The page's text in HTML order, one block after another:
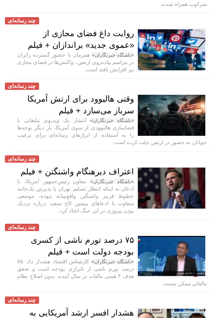
سرکوب همراه شدند.
چند رسانه‌ای
روایت داغ فضای مجازی از
«عموی جدید» براندازان + فیلم
«باشگاه خبرنگاران» همزمان با حضور گسترده زائران
در مراسم پیاده‌روی اربعین، واکنش‌ها در فضای مجازی
نیز افزایش یافته است.
چند رسانه‌ای
وقتی هالیوود برای ارتش آمریکا
سرباز می‌سازد + فیلم
«باشگاه خبرنگاران»انتشار یک ویدیوی تبلیغاتی با
فضاسازی هالیوودی از سوی آمریکا، بار دیگر توجه‌ها
را به استفاده از ابزار‌های رسانه‌ای برای ترغیب
جوانان به حضور در ارتش جلب کرده است.
چند رسانه‌ای
اعتراف دیرهنگام واشنگتن + فیلم
«باشگاه خبرنگاران»معاون رئیس‌جمهور آمریکا، با
اذعان به اینکه انتظار تسلیم تهران یا پذیرش یک‌جانبه
خطوط قرمز واشنگتن واقع‌بینانه نبوده، موضعی
متفاوت با ادعا‌های پیشین کاخ سفید درباره نزدیک
بودن پیروزی در این جنگ اتخاذ کرد.
چند رسانه‌ای
۷۵ درصد تورم ناشی از کسری
بودجه دولت است + فیلم
«باشگاه خبرنگاران»
کارشناس اقتصاد هشدار داد: ۷۵
درصد تورم ناشی از ناترازی بودجه است و تحقق
هدف ۳ همتی مالیات در سال آینده، بدون اصلاح نظام
مالیاتی ممکن نیست.
چند رسانه‌ای
هشدار افسر ارشد آمریکایی به